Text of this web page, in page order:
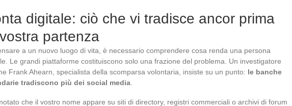
digitale: ciò che vi tradisce ancor prima
partenza
a un nuovo luogo di vita, è necessario comprendere cosa renda una persona
Le grandi piattaforme costituiscono solo una frazione del problema. Un investigatore
Frank Ahearn, specialista della scomparsa volontaria, insiste su un punto: le banche
tradiscono più dei social media
che il vostro nome appare su siti di directory, registri commerciali o archivi di forum